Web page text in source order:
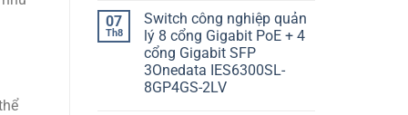
07
Th8
Switch công nghiệp quản
lý 8 cổng Gigabit PoE + 4
cổng Gigabit SFP
3Onedata IES6300SL-
8GP4GS-2LV